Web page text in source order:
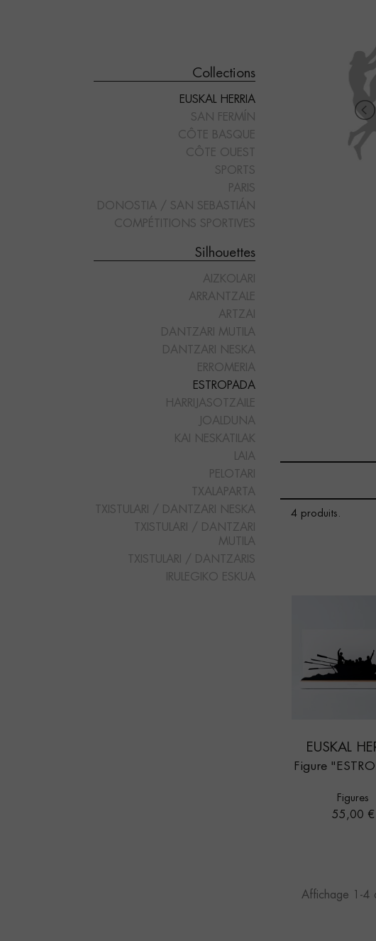
Collections
EUSKAL HERRIA
SAN FERMÍN
CÔTE BASQUE
CÔTE OUEST
SPORTS
PARIS
DONOSTIA / SAN SEBASTIÁN
COMPÉTITIONS SPORTIVES
Silhouettes
AIZKOLARI
ARRANTZALE
ARTZAI
DANTZARI MUTILA
DANTZARI NESKA
ERROMERIA
ESTROPADA
HARRIJASOTZAILE
JOALDUNA
KAI NESKATILAK
LAIA
PELOTARI
TXALAPARTA
TXISTULARI / DANTZARI NESKA
TXISTULARI / DANTZARI
MUTILA
TXISTULARI / DANTZARIS
IRULEGIKO ESKUA
4 produits.
EUSKAL
Figure
Figures
Prix
55,00 €
Affichage 1-4